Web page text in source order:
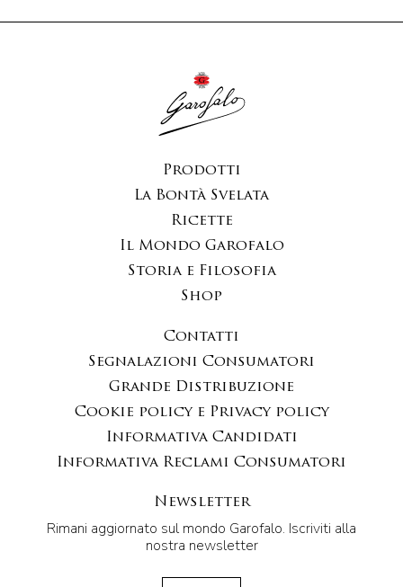
Prodotti
La Bontà Svelata
Ricette
Il Mondo Garofalo
Storia e Filosofia
Shop
Contatti
Segnalazioni Consumatori
Grande Distribuzione
Cookie policy e Privacy policy
Informativa Candidati
Informativa Reclami Consumatori
Newsletter
Rimani aggiornato sul mondo Garofalo. Iscriviti alla
nostra newsletter